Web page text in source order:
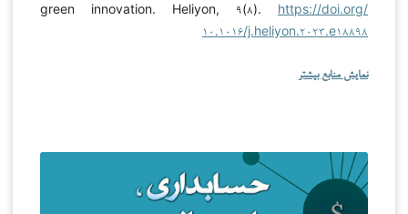
green innovation. Heliyon, ۹(۸). https://doi.org/
۱۰.۱۰۱۶/j.heliyon.۲۰۲۳.e۱۸۸۹۸
نمایش منابع بیشتر